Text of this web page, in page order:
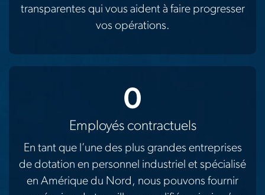
transparentes qui vous aident à faire progresser
vos opérations.
0
Employés contractuels
En tant que l’une des plus grandes entreprises
de dotation en personnel industriel et spécialisé
en Amérique du Nord, nous pouvons fournir